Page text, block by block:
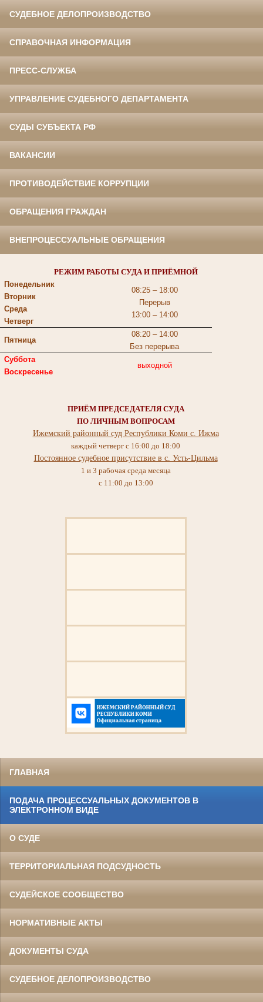
СУДЕБНОЕ ДЕЛОПРОИЗВОДСТВО
СПРАВОЧНАЯ ИНФОРМАЦИЯ
ПРЕСС-СЛУЖБА
УПРАВЛЕНИЕ СУДЕБНОГО ДЕПАРТАМЕНТА
СУДЫ СУБЪЕКТА РФ
ВАКАНСИИ
ПРОТИВОДЕЙСТВИЕ КОРРУПЦИИ
ОБРАЩЕНИЯ ГРАЖДАН
ВНЕПРОЦЕССУАЛЬНЫЕ ОБРАЩЕНИЯ
РЕЖИМ РАБОТЫ СУДА И ПРИЁМНОЙ
Понедельник
08:25 – 18:00
Перерыв
13:00 – 14:00
Вторник
Среда
Четверг
Пятница
08:20 – 14:00
Без перерыва
Суббота
выходной
Воскресенье
ПРИЁМ ПРЕДСЕДАТЕЛЯ СУДА
ПО ЛИЧНЫМ ВОПРОСАМ
Ижемский районный суд Республики Коми с. Ижма
каждый четверг с 16:00 до 18:00
Постоянное судебное присутствие в c. Усть-Цильма
1 и 3 рабочая среда месяца
с 11:00 до 13:00
ГЛАВНАЯ
ПОДАЧА ПРОЦЕССУАЛЬНЫХ ДОКУМЕНТОВ В
ЭЛЕКТРОННОМ ВИДЕ
О СУДЕ
ТЕРРИТОРИАЛЬНАЯ ПОДСУДНОСТЬ
СУДЕЙСКОЕ СООБЩЕСТВО
НОРМАТИВНЫЕ АКТЫ
ДОКУМЕНТЫ СУДА
СУДЕБНОЕ ДЕЛОПРОИЗВОДСТВО